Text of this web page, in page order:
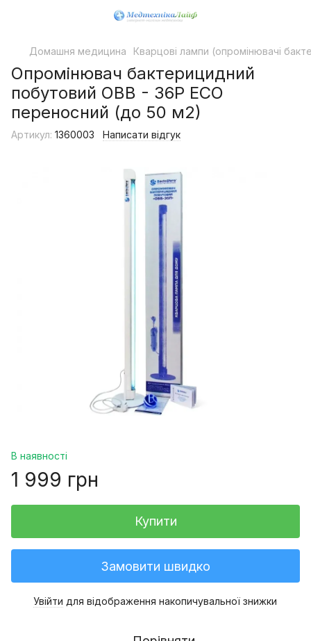
Домашня медицина Кварцові лампи (опромінювачі
Опромінювач бактерицидний
побутовий OBB - 36P ECO
переносний (до 50 м2)
Артикул: 1360003 Написати відгук
В наявності
1 999 грн
Купити
Замовити швидко
Увійти для відображення накопичувальної знижки